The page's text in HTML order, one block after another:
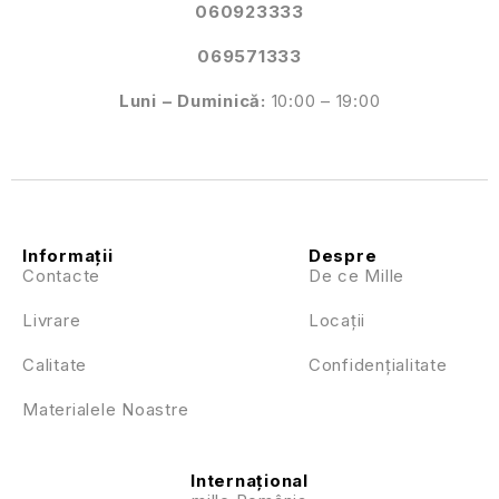
060923333
069571333
Luni – Duminică: 10:00 – 19:00
Despre
De ce Mille
Locații
Confidențialitate
Informații
Contacte
Livrare
Calitate
Materialele Noastre
Internațional